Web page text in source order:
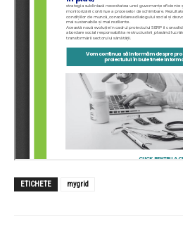
ETICHETE mygrid